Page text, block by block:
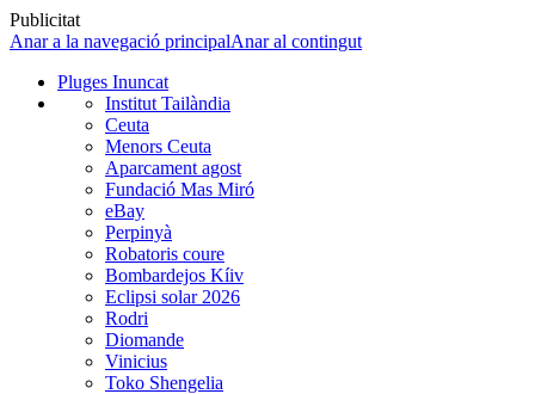
Publicitat
Anar a la navegació principalAnar al contingut
Pluges Inuncat
Institut Tailàndia
Ceuta
Menors Ceuta
Aparcament agost
Fundació Mas Miró
eBay
Perpinyà
Robatoris coure
Bombardejos Kíiv
Eclipsi solar 2026
Rodri
Diomande
Vinicius
Toko Shengelia